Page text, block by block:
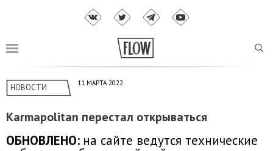
НОВОСТИ 11 МАРТА 2022
Karmapolitan перестал открываться
ОБНОВЛЕНО: на сайте ведутся технические